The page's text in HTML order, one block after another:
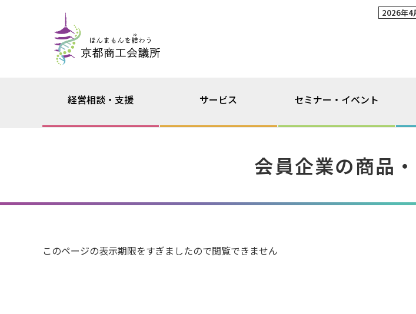
2026年4
経営相談・支援 サービス セミナー・イベント
会員企業の商品
このページの表示期限をすぎましたので閲覧できません